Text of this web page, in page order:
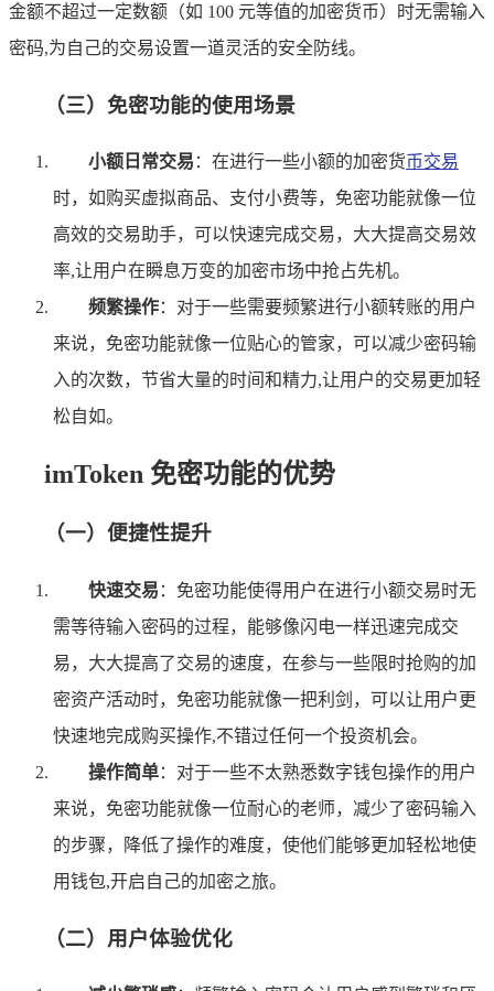
金额不超过一定数额（如 100 元等值的加密货币）时无需输入
密码,为自己的交易设置一道灵活的安全防线。
（三）免密功能的使用场景
小额日常交易 ：在进行一些小额的加密货币交易
时，如购买虚拟商品、支付小费等，免密功能就像一位
高效的交易助手，可以快速完成交易，大大提高交易效
率,让用户在瞬息万变的加密市场中抢占先机。
频繁操作：对于一些需要频繁进行小额转账的用户
来说，免密功能就像一位贴心的管家，可以减少密码输
入的次数，节省大量的时间和精力,让用户的交易更加轻
松自如。
imToken 免密功能的优势
（一）便捷性提升
快速交易 ：免密功能使得用户在进行小额交易时无
需等待输入密码的过程，能够像闪电一样迅速完成交
易，大大提高了交易的速度，在参与一些限时抢购的加
密资产活动时，免密功能就像一把利剑，可以让用户更
快速地完成购买操作,不错过任何一个投资机会。
操作简单：对于一些不太熟悉数字钱包操作的用户
来说，免密功能就像一位耐心的老师，减少了密码输入
的步骤，降低了操作的难度，使他们能够更加轻松地使
用钱包,开启自己的加密之旅。
（二）用户体验优化